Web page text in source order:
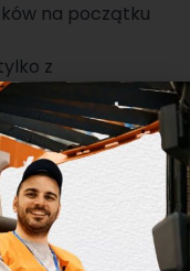
na początku
z
wyjazd
w